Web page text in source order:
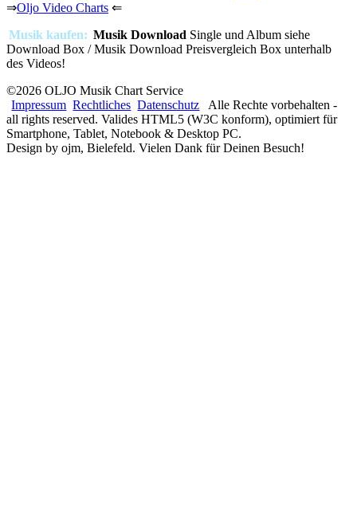
⇒Oljo Video Charts ⇐
Musik kaufen: Musik Download Single und Album siehe
Download Box / Musik Download Preisvergleich Box unterhalb
des Videos!
©2026 OLJO Musik Chart Service
Impressum Rechtliches Datenschutz
Alle Rechte vorbehalten -
all rights reserved. Valides HTML5 (W3C konform), optimiert für
Smartphone, Tablet, Notebook & Desktop PC.
Design by ojm, Bielefeld. Vielen Dank für Deinen Besuch!